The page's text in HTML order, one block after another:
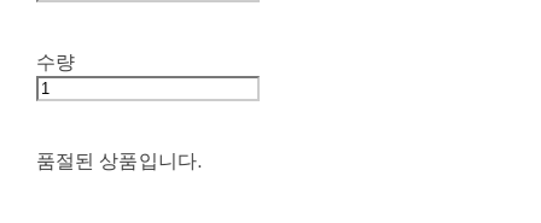
수량
품절된 상품입니다.